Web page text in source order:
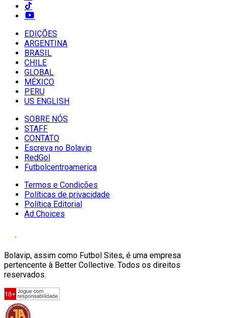
EDIÇÕES
ARGENTINA
BRASIL
CHILE
GLOBAL
MÉXICO
PERU
US ENGLISH
SOBRE NÓS
STAFF
CONTATO
Escreva no Bolavip
RedGol
Futbolcentroamerica
Termos e Condições
Políticas de privacidade
Política Editorial
Ad Choices
Bolavip, assim como Futbol Sites, é uma empresa
pertencente à Better Collective. Todos os direitos
reservados.